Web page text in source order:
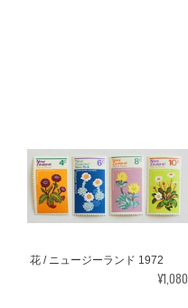
花 / ニュージーランド 1972
¥1,080